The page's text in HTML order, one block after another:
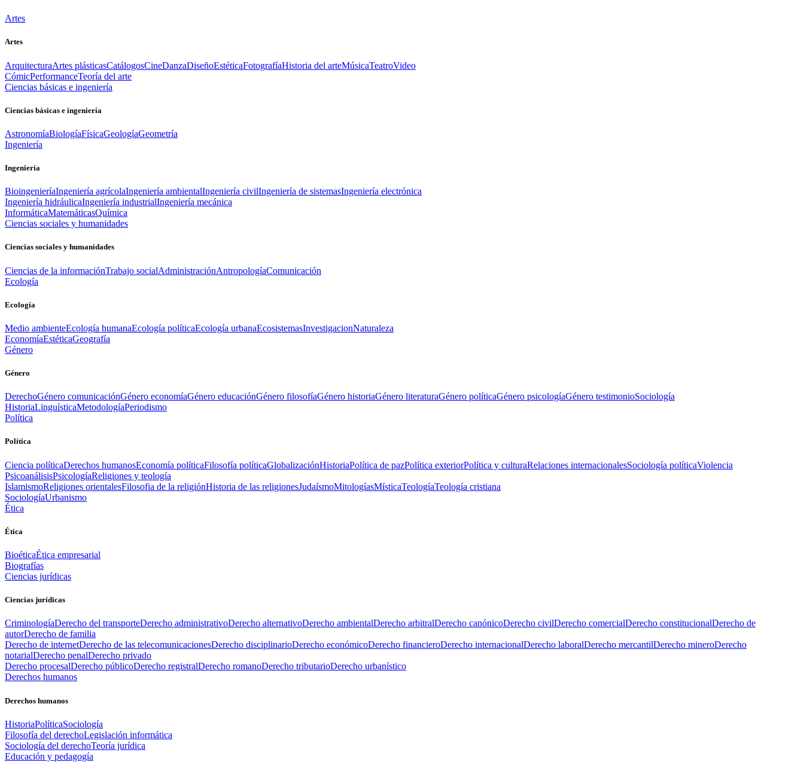
Artes
Artes
ArquitecturaArtes plásticasCatálogosCineDanzaDiseñoEstéticaFotografíaHistoria del arteMúsicaTeatroVideo
CómicPerformanceTeoría del arte
Ciencias básicas e ingeniería
Ciencias básicas e ingeniería
AstronomíaBiologíaFísicaGeologíaGeometría
Ingeniería
Ingeniería
BioingenieríaIngeniería agrícolaIngeniería ambientalIngeniería civilIngeniería de sistemasIngeniería electrónica
Ingeniería hidráulicaIngeniería industrialIngeniería mecánica
InformáticaMatemáticasQuímica
Ciencias sociales y humanidades
Ciencias sociales y humanidades
Ciencias de la informaciónTrabajo socialAdministraciónAntropologíaComunicación
Ecología
Ecología
Medio ambienteEcología humanaEcología políticaEcología urbanaEcosistemasInvestigacionNaturaleza
EconomíaEstéticaGeografía
Género
Género
DerechoGénero comunicaciónGénero economíaGénero educaciónGénero filosofíaGénero historiaGénero literaturaGénero políticaGénero psicologíaGénero testimonioSociología
HistoriaLinguísticaMetodologíaPeriodismo
Política
Política
Ciencia políticaDerechos humanosEconomía políticaFilosofía políticaGlobalizaciónHistoriaPolítica de pazPolítica exteriorPolítica y culturaRelaciones internacionalesSociología políticaViolencia
PsicoanálisisPsicologíaReligiones y teología
IslamismoReligiones orientalesFilosofia de la religiónHistoria de las religionesJudaísmoMitologíasMísticaTeologíaTeología cristiana
SociologíaUrbanismo
Ética
Ética
BioéticaÉtica empresarial
Biografías
Ciencias jurídicas
Ciencias jurídicas
CriminologíaDerecho del transporteDerecho administrativoDerecho alternativoDerecho ambientalDerecho arbitralDerecho canónicoDerecho civilDerecho comercialDerecho constitucionalDerecho de
autorDerecho de familia
Derecho de internetDerecho de las telecomunicacionesDerecho disciplinarioDerecho económicoDerecho financieroDerecho internacionalDerecho laboralDerecho mercantilDerecho mineroDerecho
notarialDerecho penalDerecho privado
Derecho procesalDerecho públicoDerecho registralDerecho romanoDerecho tributarioDerecho urbanístico
Derechos humanos
Derechos humanos
HistoriaPolíticaSociología
Filosofía del derechoLegislación informática
Sociología del derechoTeoría jurídica
Educación y pedagogía